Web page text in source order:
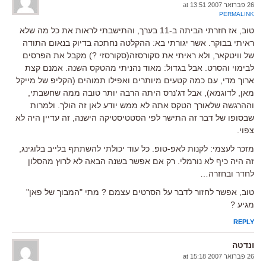
26 פברואר 2007 at 13:51
PERMALINK
טוב, אז חזרתי הביתה ב-11 בערך, והתישבתי לראות את כל מה שלא
ראיתי בבוקר. אשר יגורתי בא: ההקלטה נחתכה בדיוק בנאום התודה
של וויטקאר, ולא ראיתי את סקורסזה(סקורסזי ?) מקבל את הפרסים
לבימוי והסרט. אבל בגדול: מאוד נהניתי מהטקס השנה. אמנם קצת
ארוך מדי, עם כמה קטעים מיותרים ואפילו תמוהים (הקליפ של מייקל
מאן, לדוגמא), אבל דג'נרס היתה הרבה יותר טובה ממה שחשבתי,
וההרגשה שלאורך הטקס אתה לא ממש יודע לאן זה הולך. ולמרות
שבסופו של דבר זה התישר לפי הסטטיסטיקה הישנה, זה עדיין היה לא
צפוי.
מזכר לעצמי: לקנות לאפ-טופ. כל עוד יכולתי להשתתף בלייב בלוגינג,
זה היה כיף לא נורמלי. רק אם אפשר בשנה הבאה לא לרוץ מהסלון
לחדר ובחזרה…
טוב, אפשר לחזור לדבר על הסרטים עצמם ? מתי "המבוך של פאן"
מגיע ?
REPLY
ונדטה
26 פברואר 2007 at 15:18